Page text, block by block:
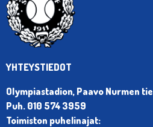
YHTEYSTIEDOT
Olympiastadion, Paavo Nurmen
Puh. 010 574 3959
Toimiston puhelinajat: